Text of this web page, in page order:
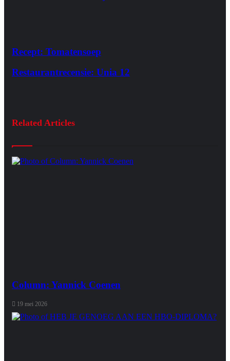
Recept: Tomatensoep
Restaurantrecensie: Unia 12
Related Articles
Column: Yannick Coenen
19 mei 2026